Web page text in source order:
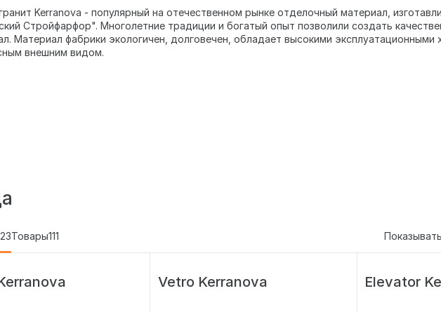
Kerranova - популярный на отечественном рынке отделочный материал,
Стройфарфор". Многолетние традиции и богатый опыт позволили создать
Материал фабрики экологичен, долговечен, обладает высокими эксплуатационными
внешним видом.
23Товары111
Vetro Kerranova Elevator